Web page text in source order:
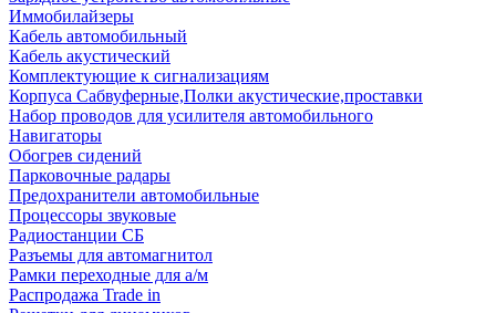
Иммобилайзеры
Кабель автомобильный
Кабель акустический
Комплектующие к сигнализациям
Корпуса Сабвуферные,Полки акустические,проставки
Набор проводов для усилителя автомобильного
Навигаторы
Обогрев сидений
Парковочные радары
Предохранители автомобильные
Процессоры звуковые
Радиостанции СБ
Разъемы для автомагнитол
Рамки переходные для а/м
Распродажа Trade in